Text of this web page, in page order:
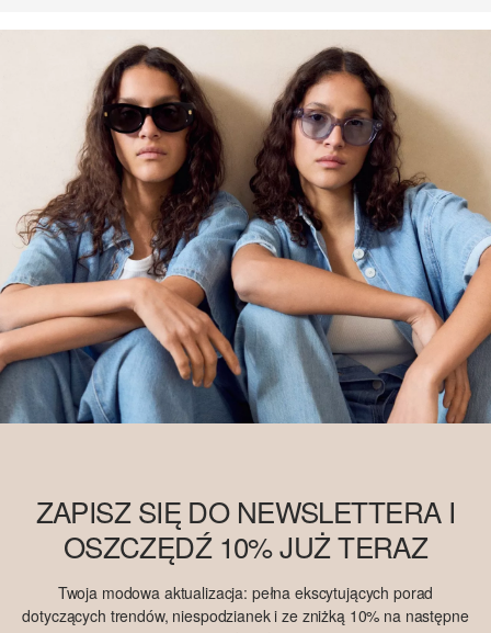
ZAPISZ SIĘ DO NEWSLETTERA I
OSZCZĘDŹ 10% JUŻ TERAZ
Twoja modowa aktualizacja: pełna ekscytujących porad
dotyczących trendów, niespodzianek i ze zniżką 10% na następne